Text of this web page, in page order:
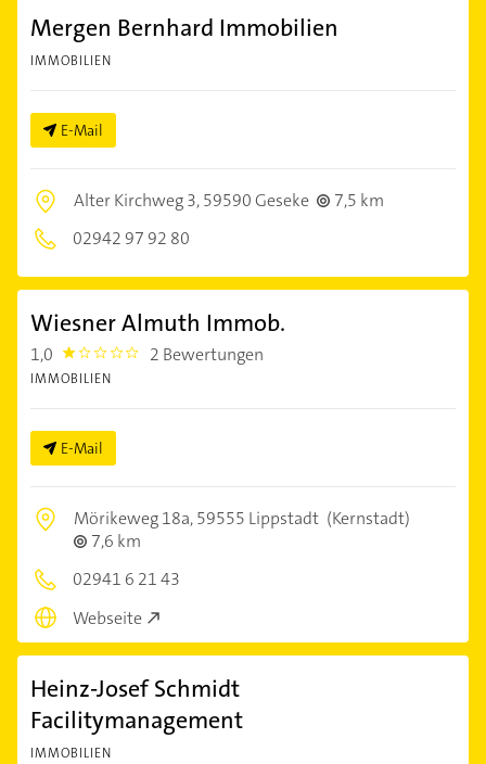
Mergen Bernhard Immobilien
IMMOBILIEN
E-Mail
Alter Kirchweg 3,59590 Geseke
7,5 km
02942 97 92 80
Wiesner Almuth Immob.
1,0 1.0 2 Bewertungen
IMMOBILIEN
E-Mail
Mörikeweg 18a,59555 Lippstadt (Kernstadt)
7,6 km
02941 6 21 43
Webseite
Heinz-Josef Schmidt
Facilitymanagement
IMMOBILIEN